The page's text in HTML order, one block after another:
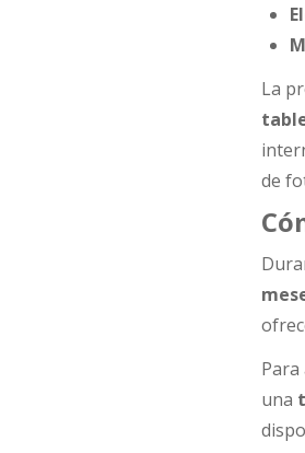
La
de
Para
una